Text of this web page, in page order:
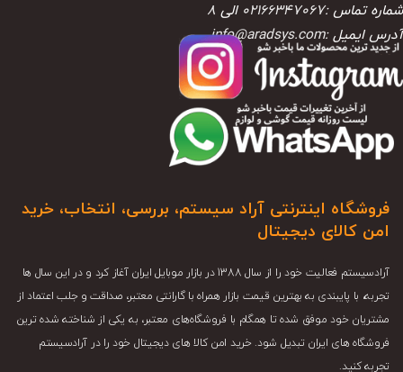
شماره تماس :02166347067 الی 8
آدرس ایمیل :info@aradsys.com
فروشگاه اینترنتی آراد سیستم، بررسی، انتخاب، خرید
امن کالای دیجیتال
آرادسیستم فعالیت خود را از سال 1388 در بازار موبایل ایران آغاز کرد و در این سال ها
تجربه، با پایبندی به بهترین قیمت بازار همراه با گارانتی معتبر، صداقت و جلب اعتماد از
مشتریان خود موفق شده تا همگام با فروشگاه‌های معتبر، به یکی از شناخته شده ترین
فروشگاه های ایران تبدیل شود. خرید امن کالا های دیجیتال خود را در آرادسیستم
تجربه کنید.